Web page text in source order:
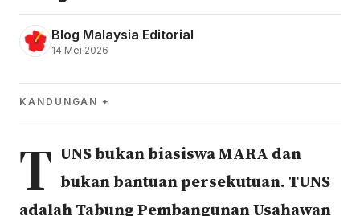
Blog Malaysia Editorial
14 Mei 2026
KANDUNGAN
T UNS bukan biasiswa MARA dan
bukan bantuan persekutuan. TUNS
adalah Tabung Pembangunan Usahawan